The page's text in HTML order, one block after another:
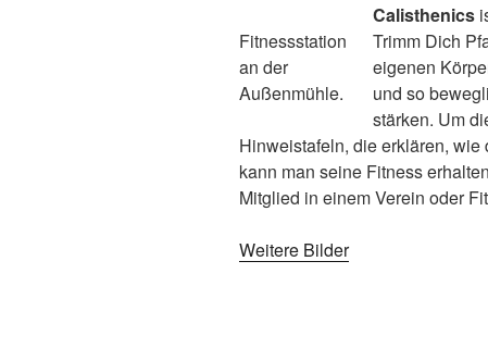
Fitnessstation
an der
Außenmühle.
Calisthenics
Trimm Dich
eigenen
und so
stärken. Um
Hinweistafeln, die erklären,
kann man seine Fitness
Mitglied in einem Verein oder
Weitere Bilder